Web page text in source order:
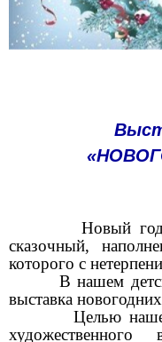
Новый
сказочный,
которого с
В нашем детском
выставка
Целью нашей